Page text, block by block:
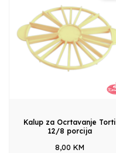
Kalup za Ocrtavanje Torti
12/8 porcija
8,00 KM